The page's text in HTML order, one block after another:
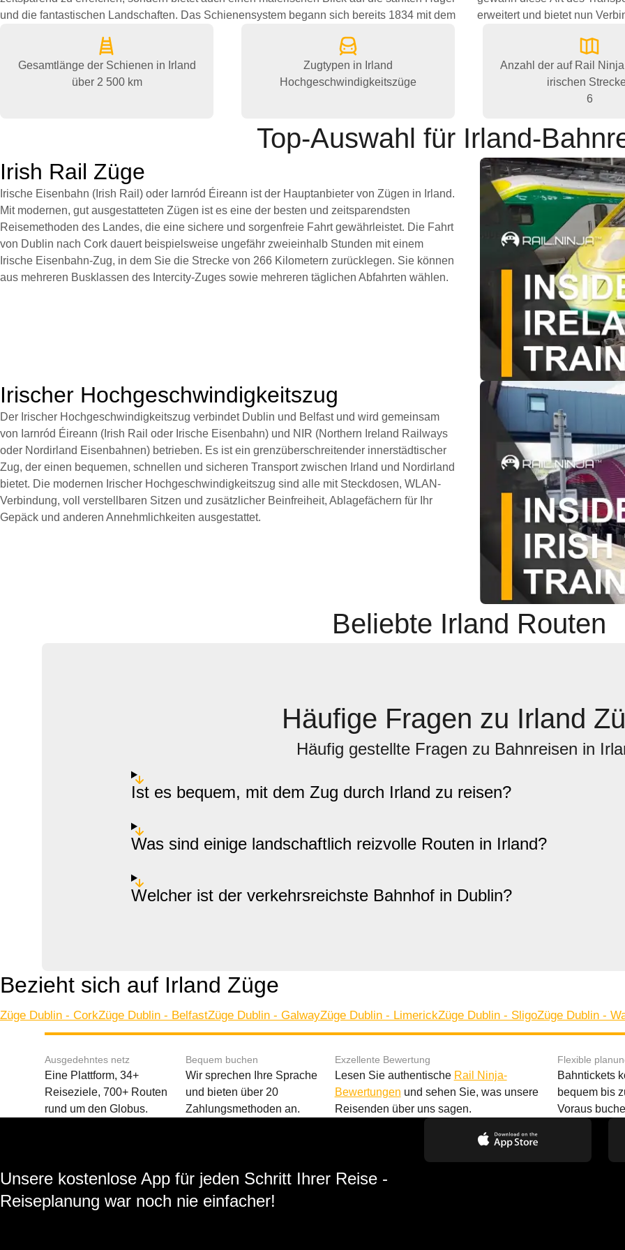
und die fantastischen Landschaften. Das Schienensystem begann sich bereits 1834 mit dem
erweitert und bietet nun
Gesamtlänge der Schienen in Irland
über 2 500 km
Zugtypen in Irland
Hochgeschwindigkeitszüge
Anzahl der auf Rail
irischen
6
Top-Auswahl für Irland-
Irish Rail Züge
Irische Eisenbahn (Irish Rail) oder Iarnród Éireann ist der Hauptanbieter von Zügen in Irland.
Mit modernen, gut ausgestatteten Zügen ist es eine der besten und zeitsparendsten
Reisemethoden des Landes, die eine sichere und sorgenfreie Fahrt gewährleistet. Die Fahrt
von Dublin nach Cork dauert beispielsweise ungefähr zweieinhalb Stunden mit einem
Irische Eisenbahn-Zug, in dem Sie die Strecke von 266 Kilometern zurücklegen. Sie können
aus mehreren Busklassen des Intercity-Zuges sowie mehreren täglichen Abfahrten wählen.
Irischer Hochgeschwindigkeitszug
Der Irischer Hochgeschwindigkeitszug verbindet Dublin und Belfast und wird gemeinsam
von Iarnród Éireann (Irish Rail oder Irische Eisenbahn) und NIR (Northern Ireland Railways
oder Nordirland Eisenbahnen) betrieben. Es ist ein grenzüberschreitender innerstädtischer
Zug, der einen bequemen, schnellen und sicheren Transport zwischen Irland und Nordirland
bietet. Die modernen Irischer Hochgeschwindigkeitszug sind alle mit Steckdosen, WLAN-
Verbindung, voll verstellbaren Sitzen und zusätzlicher Beinfreiheit, Ablagefächern für Ihr
Gepäck und anderen Annehmlichkeiten ausgestattet.
Beliebte Irland Routen
Häufige Fragen zu Irland
Häufig gestellte Fragen zu Bahnreisen in
Ist es bequem, mit dem Zug durch Irland zu reisen?
Was sind einige landschaftlich reizvolle Routen in Irland?
Welcher ist der verkehrsreichste Bahnhof in Dublin?
Bezieht sich auf Irland Züge
Züge Dublin - CorkZüge Dublin - BelfastZüge Dublin - GalwayZüge Dublin - LimerickZüge Dublin - SligoZüge Dublin -
Ausgedehntes netz
Eine Plattform, 34+
Reiseziele, 700+ Routen
rund um den Globus.
Bequem buchen
Wir sprechen Ihre Sprache
und bieten über 20
Zahlungsmethoden an.
Exzellente Bewertung
Lesen Sie authentische Rail Ninja-
Bewertungen und sehen Sie, was unsere
Reisenden über uns sagen.
Flexible
Bahntickets
bequem bis
Voraus
Unsere kostenlose App für jeden Schritt Ihrer Reise -
Reiseplanung war noch nie einfacher!